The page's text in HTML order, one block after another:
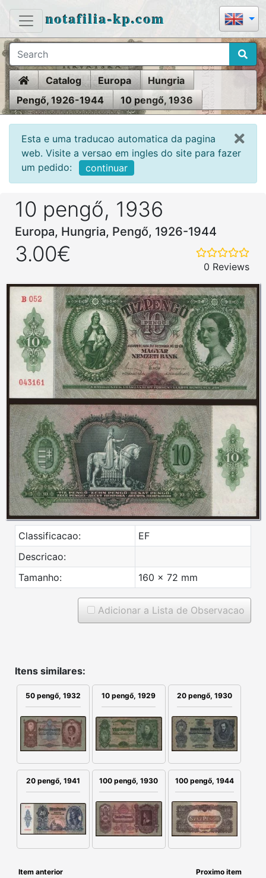
notafilia-kp.com
HomeCatalog Europa
Hungria
Pengő, 1926-1944
10 pengő, 1936
Esta e uma traducao automatica da pagina
web. Visite a versao em ingles do site para fazer
um pedido:
continuar
10 pengő, 1936
Europa, Hungria, Pengő, 1926-1944
3.00€
0 Reviews
Classificacao:
EF
Descricao:
Tamanho:
160 x 72 mm
Adicionar a Lista de Observacao
Itens similares:
50 pengő, 1932 10 pengő, 1929 20 pengő, 1930
20 pengő, 1941 100 pengő, 1930 100 pengő, 1944
Item anterior
Proximo item